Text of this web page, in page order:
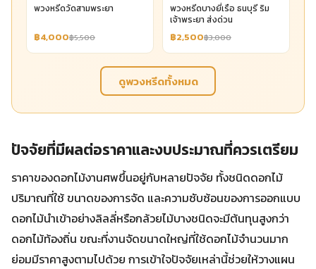
พวงหรีดวัดสามพระยา
฿4,000฿5,500
พวงหรีดบางยี่เรือ ธนบุรี ริม
เจ้าพระยา ส่งด่วน
฿2,500฿3,000
ดูพวงหรีดทั้งหมด
ปัจจัยที่มีผลต่อราคาและงบประมาณที่ควรเตรียม
ราคาของดอกไม้งานศพขึ้นอยู่กับหลายปัจจัย ทั้งชนิดดอกไม้
ปริมาณที่ใช้ ขนาดของการจัด และความซับซ้อนของการออกแบบ
ดอกไม้นำเข้าอย่างลิลลี่หรือกล้วยไม้บางชนิดจะมีต้นทุนสูงกว่า
ดอกไม้ท้องถิ่น ขณะที่งานจัดขนาดใหญ่ที่ใช้ดอกไม้จำนวนมาก
ย่อมมีราคาสูงตามไปด้วย การเข้าใจปัจจัยเหล่านี้ช่วยให้วางแผน